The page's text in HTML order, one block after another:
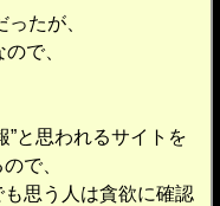
たが、
で、
”と思われるサイトを
で、
思う人は貪欲に確認